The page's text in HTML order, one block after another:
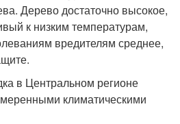
Дерево достаточно высокое,
к низким температурам,
вредителям среднее,
в Центральном регионе
климатическими